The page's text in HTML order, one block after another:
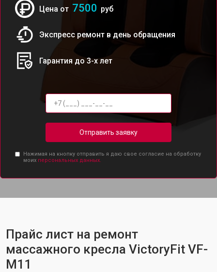
Цена от 7500 руб
Экспресс ремонт в день обращения
Гарантия до 3-х лет
Отправить заявку
Нажимая на кнопку отправить я даю свое согласие на обработку
моих персональных данных.
Прайс лист на ремонт
массажного кресла VictoryFit VF-
M11